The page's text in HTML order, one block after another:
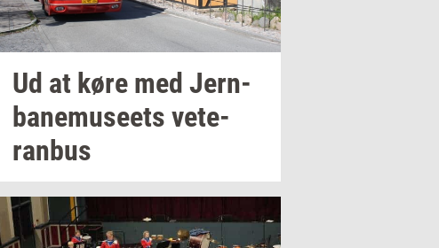
Ud at køre med Jer­n­
ba­nemu­se­ets ve­te­
ran­bus